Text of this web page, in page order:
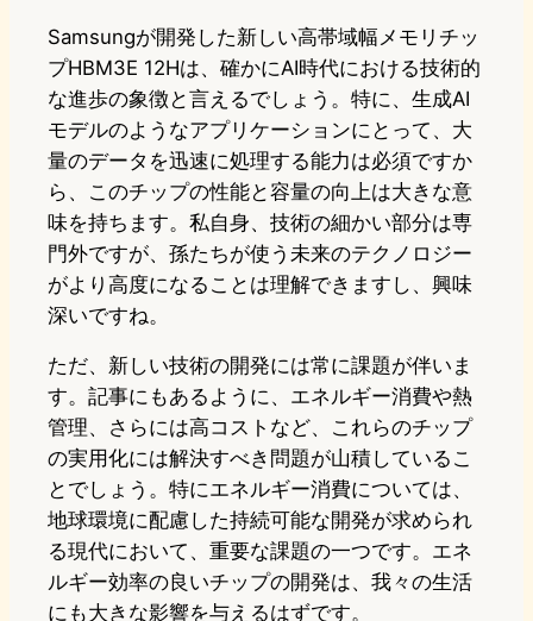
Samsungが開発した新しい高帯域幅メモリチッ
プHBM3E 12Hは、確かにAI時代における技術的
な進歩の象徴と言えるでしょう。特に、生成AI
モデルのようなアプリケーションにとって、大
量のデータを迅速に処理する能力は必須ですか
ら、このチップの性能と容量の向上は大きな意
味を持ちます。私自身、技術の細かい部分は専
門外ですが、孫たちが使う未来のテクノロジー
がより高度になることは理解できますし、興味
深いですね。
ただ、新しい技術の開発には常に課題が伴いま
す。記事にもあるように、エネルギー消費や熱
管理、さらには高コストなど、これらのチップ
の実用化には解決すべき問題が山積しているこ
とでしょう。特にエネルギー消費については、
地球環境に配慮した持続可能な開発が求められ
る現代において、重要な課題の一つです。エネ
ルギー効率の良いチップの開発は、我々の生活
にも大きな影響を与えるはずです。